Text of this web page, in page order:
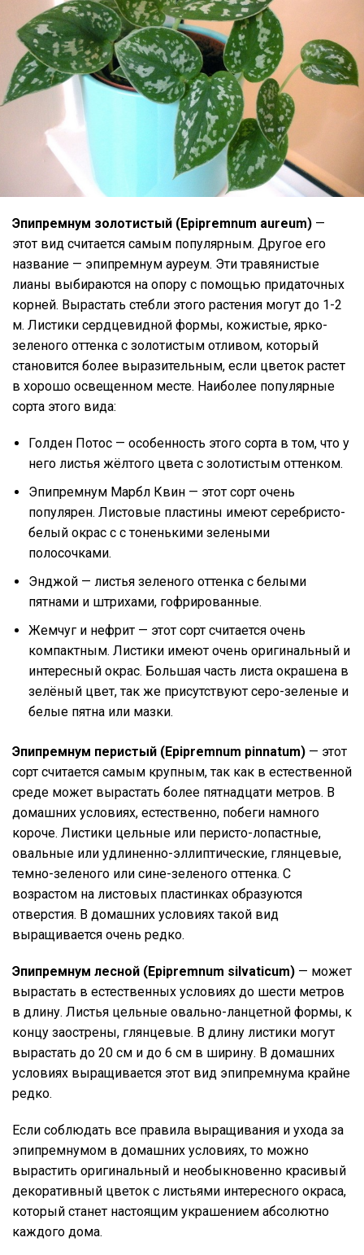
Эпипремнум золотистый (Epipremnum aureum) —
этот вид считается самым популярным. Другое его
название — эпипремнум ауреум. Эти травянистые
лианы выбираются на опору с помощью придаточных
корней. Вырастать стебли этого растения могут до 1-2
м. Листики сердцевидной формы, кожистые, ярко-
зеленого оттенка с золотистым отливом, который
становится более выразительным, если цветок растет
в хорошо освещенном месте. Наиболее популярные
сорта этого вида:
Голден Потос — особенность этого сорта в том, что у
него листья жёлтого цвета с золотистым оттенком.
Эпипремнум Марбл Квин — этот сорт очень
популярен. Листовые пластины имеют серебристо-
белый окрас с с тоненькими зелеными
полосочками.
Энджой — листья зеленого оттенка с белыми
пятнами и штрихами, гофрированные.
Жемчуг и нефрит — этот сорт считается очень
компактным. Листики имеют очень оригинальный и
интересный окрас. Большая часть листа окрашена в
зелёный цвет, так же присутствуют серо-зеленые и
белые пятна или мазки.
Эпипремнум перистый (Epipremnum pinnatum) — этот
сорт считается самым крупным, так как в естественной
среде может вырастать более пятнадцати метров. В
домашних условиях, естественно, побеги намного
короче. Листики цельные или перисто-лопастные,
овальные или удлиненно-эллиптические, глянцевые,
темно-зеленого или сине-зеленого оттенка. С
возрастом на листовых пластинках образуются
отверстия. В домашних условиях такой вид
выращивается очень редко.
Эпипремнум лесной (Epipremnum silvaticum) — может
вырастать в естественных условиях до шести метров
в длину. Листья цельные овально-ланцетной формы, к
концу заострены, глянцевые. В длину листики могут
вырастать до 20 см и до 6 см в ширину. В домашних
условиях выращивается этот вид эпипремнума крайне
редко.
Если соблюдать все правила выращивания и ухода за
эпипремнумом в домашних условиях, то можно
вырастить оригинальный и необыкновенно красивый
декоративный цветок с листьями интересного окраса,
который станет настоящим украшением абсолютно
каждого дома.